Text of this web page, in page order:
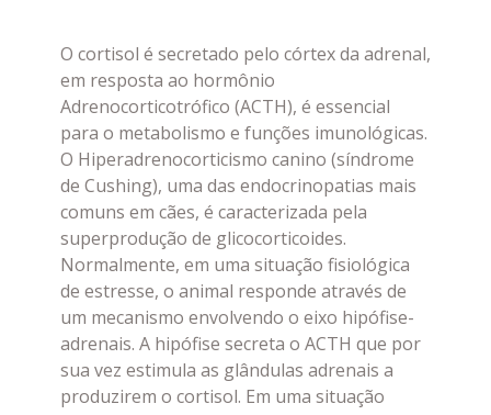
O cortisol é secretado pelo córtex da adrenal,
em resposta ao hormônio
Adrenocorticotrófico (ACTH), é essencial
para o metabolismo e funções imunológicas.
O Hiperadrenocorticismo canino (síndrome
de Cushing), uma das endocrinopatias mais
comuns em cães, é caracterizada pela
superprodução de glicocorticoides.
Normalmente, em uma situação fisiológica
de estresse, o animal responde através de
um mecanismo envolvendo o eixo hipófise-
adrenais. A hipófise secreta o ACTH que por
sua vez estimula as glândulas adrenais a
produzirem o cortisol. Em uma situação